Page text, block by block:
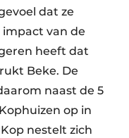
dat ze
van de
heeft dat
Beke. De
naast de 5
op in
nestelt zich